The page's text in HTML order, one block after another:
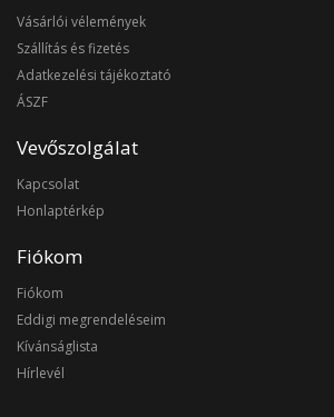
Vásárlói vélemények
Szállítás és fizetés
Adatkezelési tájékoztató
ÁSZF
Vevőszolgálat
Kapcsolat
Honlaptérkép
Fiókom
Fiókom
Eddigi megrendeléseim
Kívánságlista
Hírlevél